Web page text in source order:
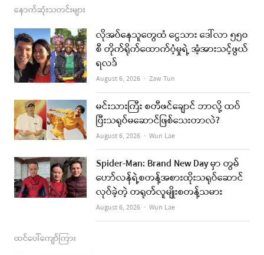
c
e
b
o
o
k
s
t
a
g
r
a
m
s
t
u
b
e
l
နောက်ဆုံးသတင်းများ
လိုအပ်နေသူတွေထံ ငွေသား ဒေါ်လာ ၅၅၀
စီ တိုက်ရိုက်ထောက်ပံ့မှုရဲ့ အံ့အားသင့်ဖွယ်
ရလဒ်
August 6, 2026 Author
Zaw Tun
မင်းသားကြီး စတီဖင်ချောင် ဘာလို့ ထပ်
ပြီးသရုပ်မဆောင်ဖြစ်သေးတာလဲ?
August 6, 2026 Author
Wun Lae
Spider-Man: Brand New Day မှာ တွမ်
ဟော်လန်ရဲ့စတန့်အစားထိုးသရုပ်ဆောင်
လုပ်ခဲ့တဲ့ တရုတ်လူမျိုးစတန့်သမား
August 6, 2026 Author
Wun Lae
ထင်ပေါ်ကျော်ကြား